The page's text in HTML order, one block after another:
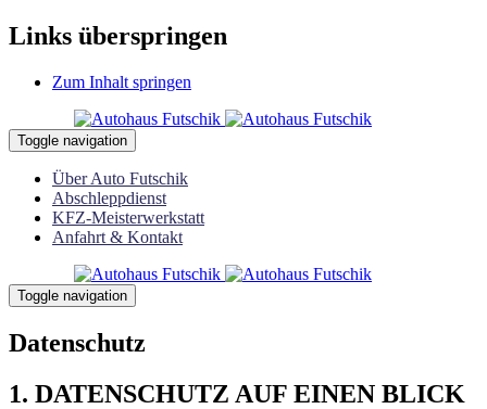
Links überspringen
Zum Inhalt springen
Toggle navigation
Über Auto Futschik
Abschleppdienst
KFZ-Meisterwerkstatt
Anfahrt & Kontakt
Toggle navigation
Datenschutz
1. DATENSCHUTZ AUF EINEN BLICK